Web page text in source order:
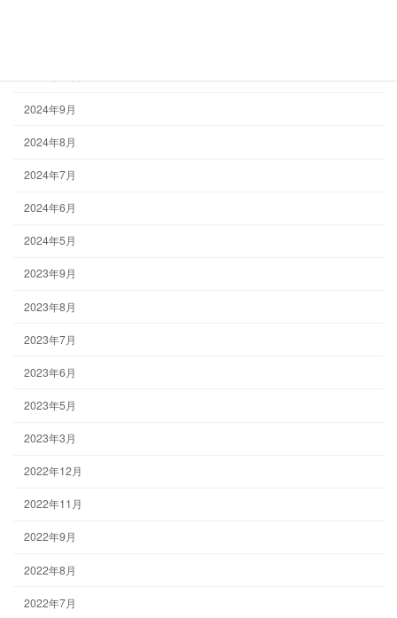
2024年9月
2024年8月
2024年7月
2024年6月
2024年5月
2023年9月
2023年8月
2023年7月
2023年6月
2023年5月
2023年3月
2022年12月
2022年11月
2022年9月
2022年8月
2022年7月